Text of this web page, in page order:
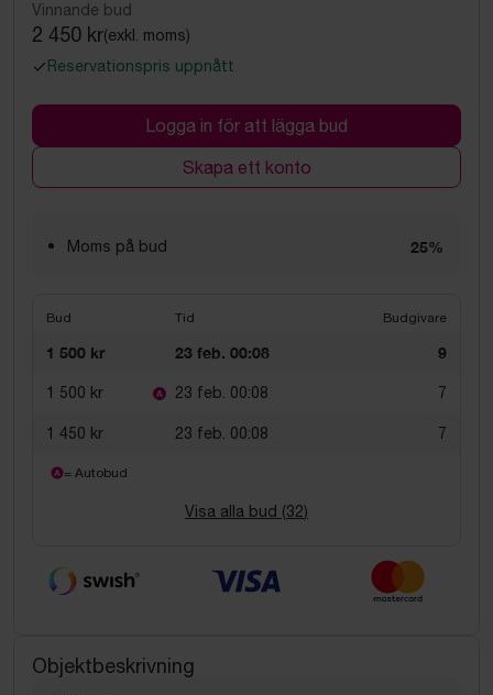
Vinnande bud
2 450 kr(exkl. moms)
Reservationspris uppnått
Logga in för att lägga bud
Skapa ett konto
Moms på bud 25%
Bud Tid Budgivare
1 500 kr 23 feb. 00:08 9
1 500 kr 23 feb. 00:08 7
1 450 kr 23 feb. 00:08 7
= Autobud
Visa alla bud (32)
Objektbeskrivning